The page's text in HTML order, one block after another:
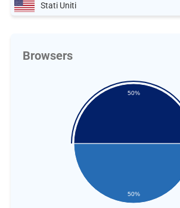
Stati Uniti
Browsers
50%
50%